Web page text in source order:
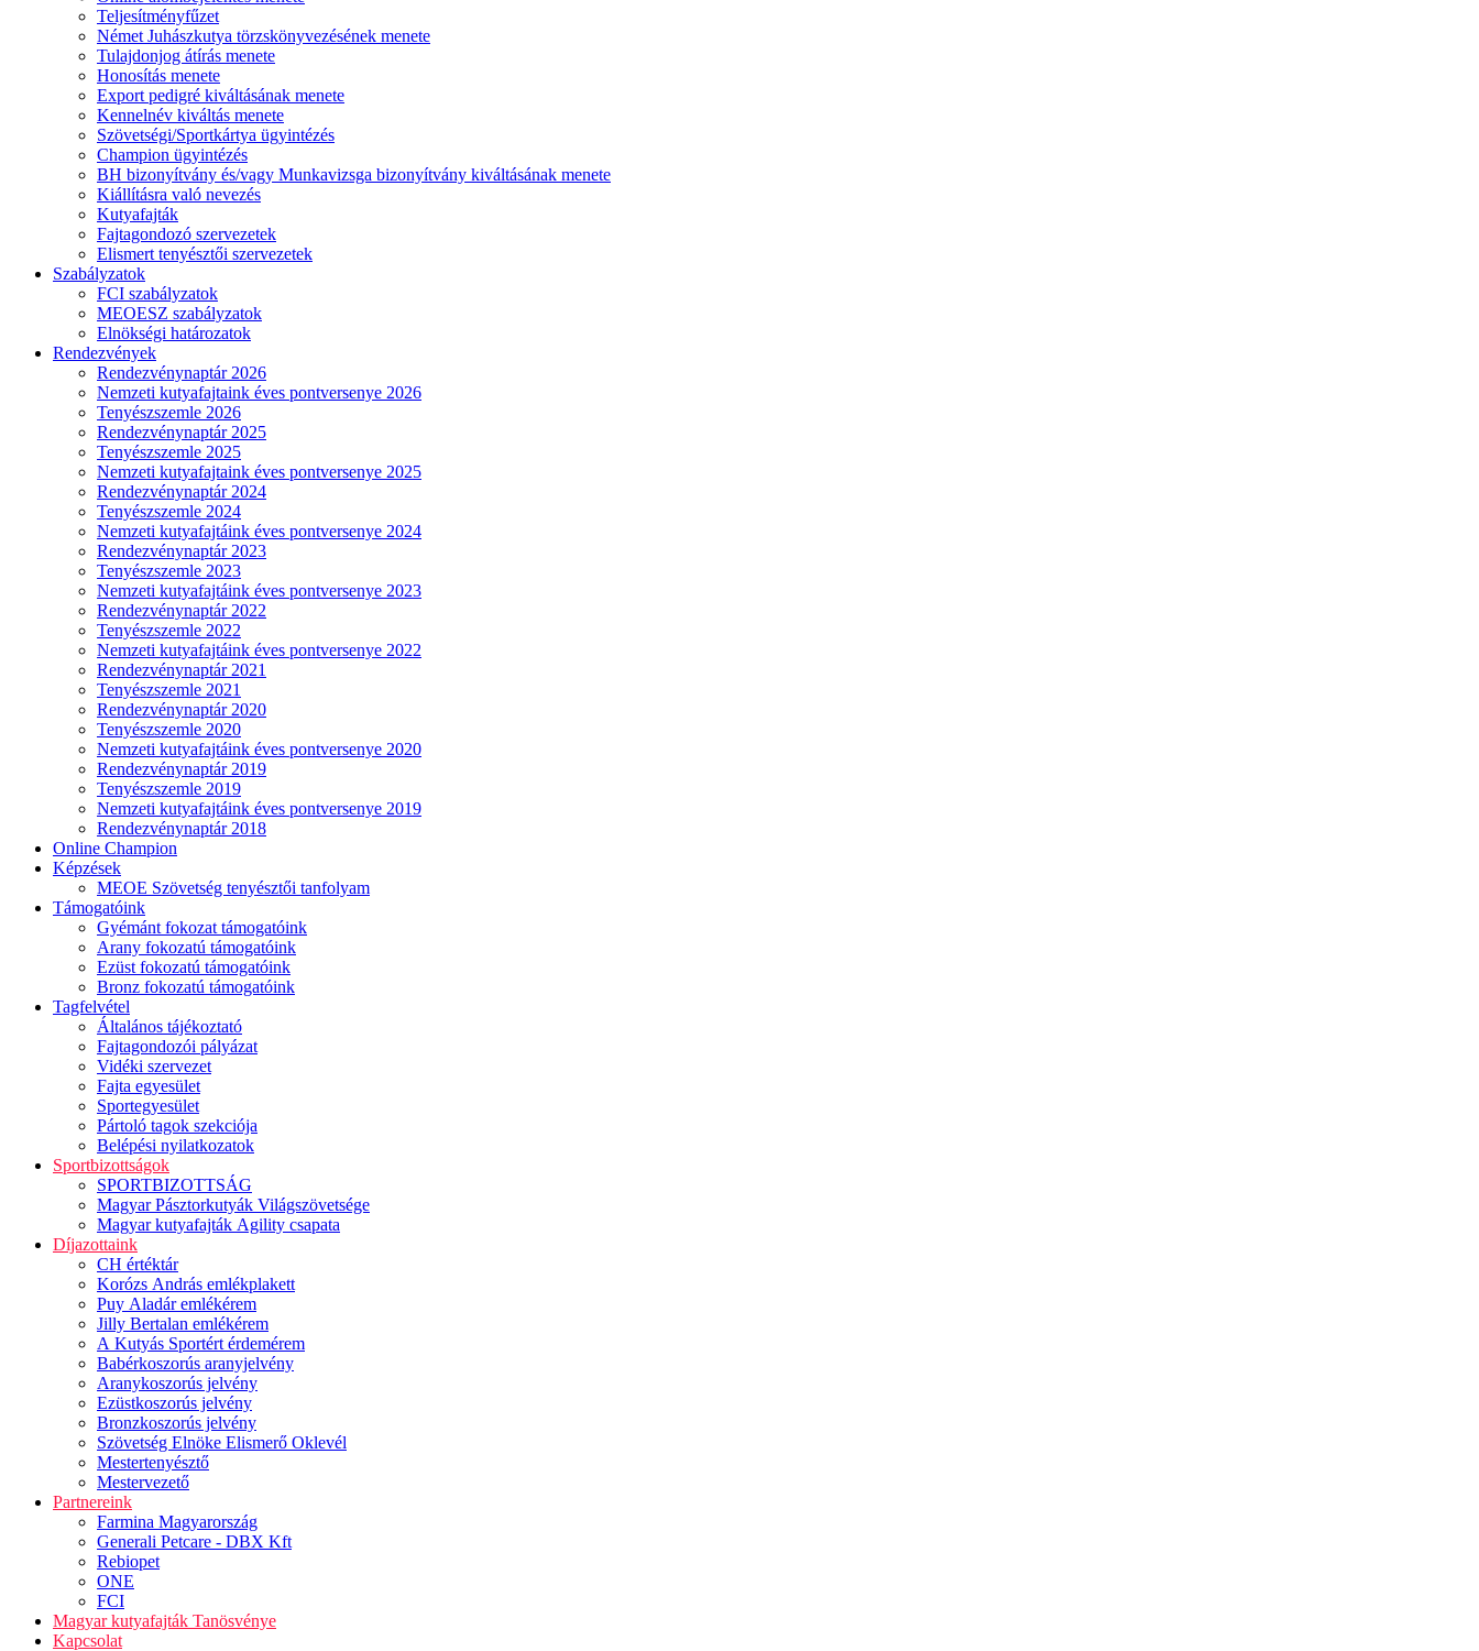
Teljesítményfűzet
Német Juhászkutya törzskönyvezésének menete
Tulajdonjog átírás menete
Honosítás menete
Export pedigré kiváltásának menete
Kennelnév kiváltás menete
Szövetségi/Sportkártya ügyintézés
Champion ügyintézés
BH bizonyítvány és/vagy Munkavizsga bizonyítvány kiváltásának menete
Kiállításra való nevezés
Kutyafajták
Fajtagondozó szervezetek
Elismert tenyésztői szervezetek
Szabályzatok
FCI szabályzatok
MEOESZ szabályzatok
Elnökségi határozatok
Rendezvények
Rendezvénynaptár 2026
Nemzeti kutyafajtaink éves pontversenye 2026
Tenyészszemle 2026
Rendezvénynaptár 2025
Tenyészszemle 2025
Nemzeti kutyafajtaink éves pontversenye 2025
Rendezvénynaptár 2024
Tenyészszemle 2024
Nemzeti kutyafajtáink éves pontversenye 2024
Rendezvénynaptár 2023
Tenyészszemle 2023
Nemzeti kutyafajtáink éves pontversenye 2023
Rendezvénynaptár 2022
Tenyészszemle 2022
Nemzeti kutyafajtáink éves pontversenye 2022
Rendezvénynaptár 2021
Tenyészszemle 2021
Rendezvénynaptár 2020
Tenyészszemle 2020
Nemzeti kutyafajtáink éves pontversenye 2020
Rendezvénynaptár 2019
Tenyészszemle 2019
Nemzeti kutyafajtáink éves pontversenye 2019
Rendezvénynaptár 2018
Online Champion
Képzések
MEOE Szövetség tenyésztői tanfolyam
Támogatóink
Gyémánt fokozat támogatóink
Arany fokozatú támogatóink
Ezüst fokozatú támogatóink
Bronz fokozatú támogatóink
Tagfelvétel
Általános tájékoztató
Fajtagondozói pályázat
Vidéki szervezet
Fajta egyesület
Sportegyesület
Pártoló tagok szekciója
Belépési nyilatkozatok
Sportbizottságok
SPORTBIZOTTSÁG
Magyar Pásztorkutyák Világszövetsége
Magyar kutyafajták Agility csapata
Díjazottaink
CH értéktár
Korózs András emlékplakett
Puy Aladár emlékérem
Jilly Bertalan emlékérem
A Kutyás Sportért érdemérem
Babérkoszorús aranyjelvény
Aranykoszorús jelvény
Ezüstkoszorús jelvény
Bronzkoszorús jelvény
Szövetség Elnöke Elismerő Oklevél
Mestertenyésztő
Mestervezető
Partnereink
Farmina Magyarország
Generali Petcare - DBX Kft
Rebiopet
ONE
FCI
Magyar kutyafajták Tanösvénye
Kapcsolat